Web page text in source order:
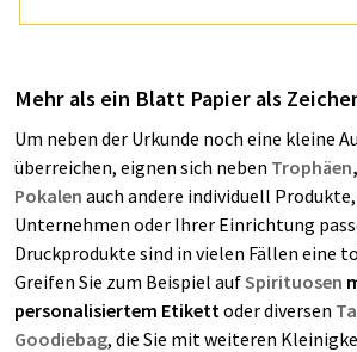
Mehr als ein Blatt Papier als
Um neben der Urkunde noch eine kleine
überreichen, eignen sich neben Trophäen,
Pokalen auch andere individuell
Unternehmen oder Ihrer Einrichtung
Druckprodukte sind in vielen Fällen eine
Greifen Sie zum Beispiel aufSpirituosen
personalisiertem Etikett oder diversen
Goodiebag, die Sie mit weiteren